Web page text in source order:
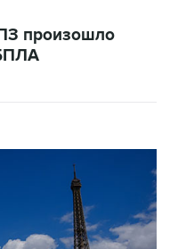
произошло